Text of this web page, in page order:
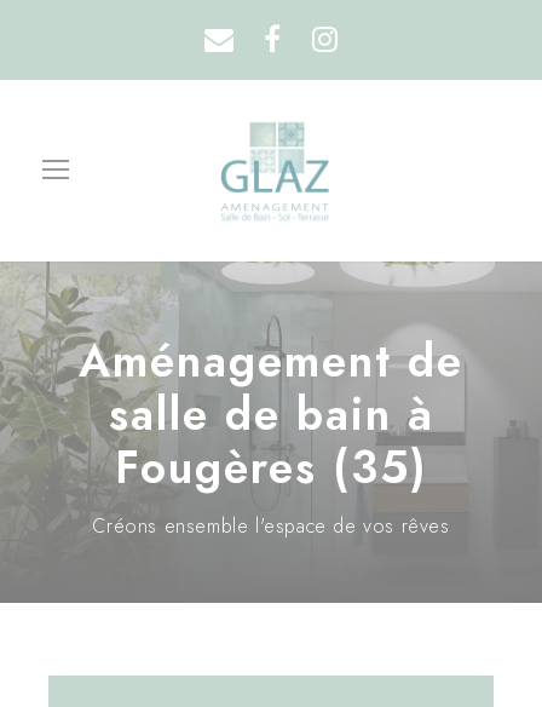
Aménagement de
salle de bain à
Fougères (35)
Créons ensemble l'espace de vos rêves